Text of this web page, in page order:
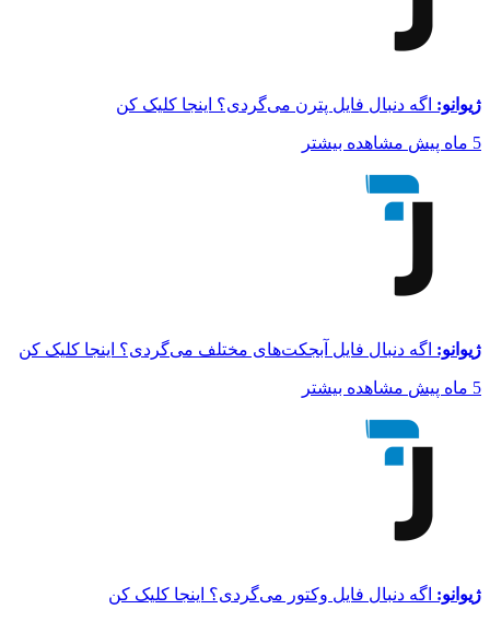
ژیوانو: اگه دنبال فایل پترن می‌گردی؟ اینجا کلیک کن
5 ماه پیش مشاهده بیشتر
ژیوانو: اگه دنبال فایل آبجکت‌های مختلف می‌گردی؟ اینجا کلیک کن
5 ماه پیش مشاهده بیشتر
ژیوانو: اگه دنبال فایل وکتور می‌گردی؟ اینجا کلیک کن